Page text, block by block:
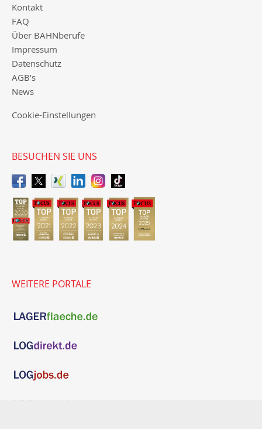
Kontakt
FAQ
Über BAHNberufe
Impressum
Datenschutz
AGB’s
News
Cookie-Einstellungen
BESUCHEN SIE UNS
WEITERE PORTALE